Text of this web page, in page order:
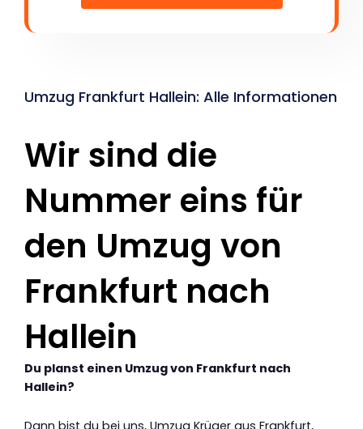
Umzug Frankfurt Hallein: Alle Informationen
Wir sind die
Nummer eins für
den Umzug von
Frankfurt nach
Hallein
Du planst einen Umzug von Frankfurt nach
Hallein?